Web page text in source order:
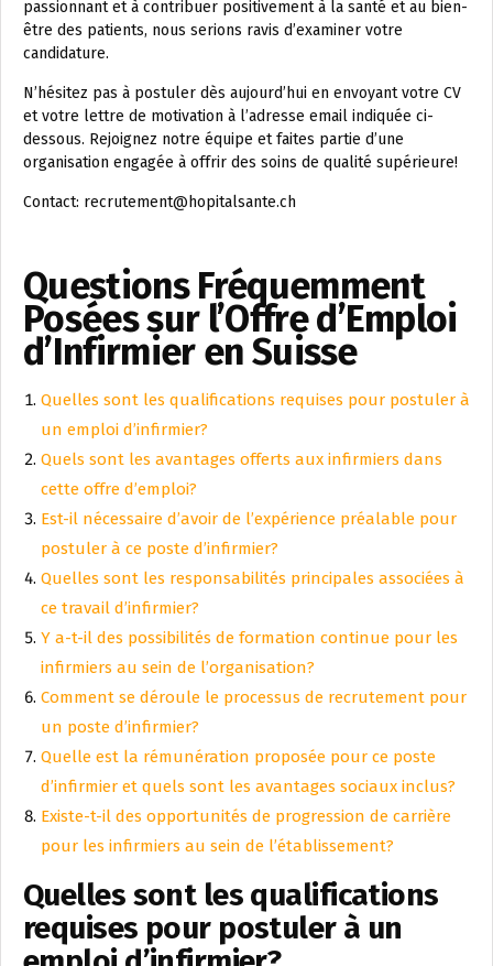
passionnant et à contribuer positivement à la santé et au bien-
être des patients, nous serions ravis d’examiner votre
candidature.
N’hésitez pas à postuler dès aujourd’hui en envoyant votre CV
et votre lettre de motivation à l’adresse email indiquée ci-
dessous. Rejoignez notre équipe et faites partie d’une
organisation engagée à offrir des soins de qualité supérieure!
Contact: recrutement@hopitalsante.ch
Questions Fréquemment
Posées sur l’Offre d’Emploi
d’Infirmier en Suisse
Quelles sont les qualifications requises pour postuler à
un emploi d’infirmier?
Quels sont les avantages offerts aux infirmiers dans
cette offre d’emploi?
Est-il nécessaire d’avoir de l’expérience préalable pour
postuler à ce poste d’infirmier?
Quelles sont les responsabilités principales associées à
ce travail d’infirmier?
Y a-t-il des possibilités de formation continue pour les
infirmiers au sein de l’organisation?
Comment se déroule le processus de recrutement pour
un poste d’infirmier?
Quelle est la rémunération proposée pour ce poste
d’infirmier et quels sont les avantages sociaux inclus?
Existe-t-il des opportunités de progression de carrière
pour les infirmiers au sein de l’établissement?
Quelles sont les qualifications
requises pour postuler à un